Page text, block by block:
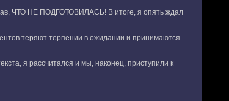
ЧТО НЕ ПОДГОТОВИЛАСЬ! В итоге, я опять ждал
теряют терпении в ожидании и принимаются
я рассчитался и мы, наконец, приступили к